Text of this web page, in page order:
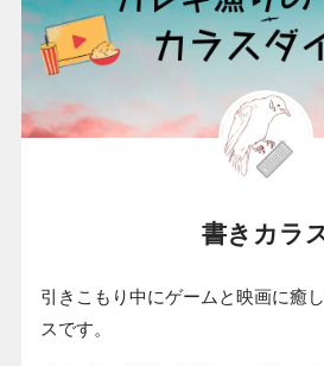
書きカラ
引きこもり中にゲームと映画に癒
スです。